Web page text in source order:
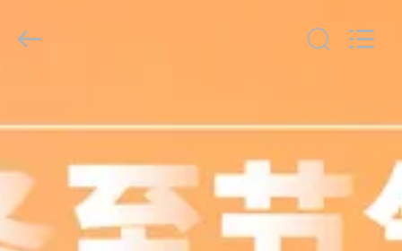
สินค้า
เกี่ยว
INTELLIGENT
EQUIPMENT